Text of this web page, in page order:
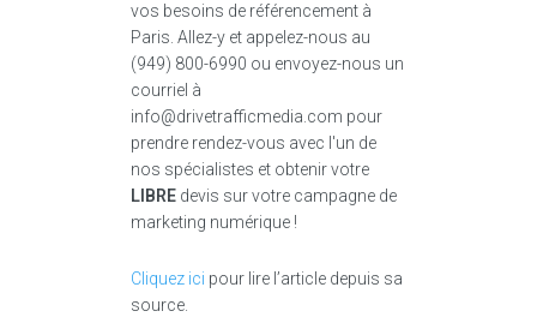
vos besoins de référencement à
Paris. Allez-y et appelez-nous au
(949) 800-6990 ou envoyez-nous un
courriel à
info@drivetrafficmedia.com pour
prendre rendez-vous avec l'un de
nos spécialistes et obtenir votre
LIBRE devis sur votre campagne de
marketing numérique !
Cliquez ici pour lire l’article depuis sa
source.